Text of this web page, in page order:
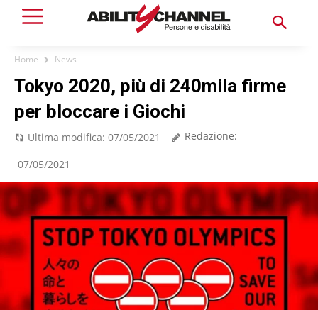
Home News
Tokyo 2020, più di 240mila firme
per bloccare i Giochi
Ultima modifica: 07/05/2021 Redazione:
07/05/2021